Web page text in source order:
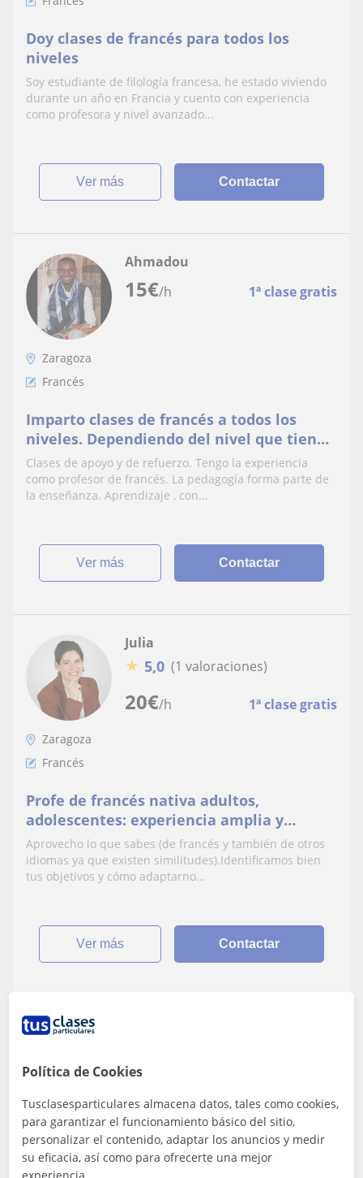
Doy clases de francés para todos los
niveles
Soy estudiante de filología francesa, he estado viviendo
durante un año en Francia y cuento con experiencia
como profesora y nivel avanzado...
ver más Contactar
15€/h 1ª clase gratis
Ahmadou
Zaragoza
Francés
Imparto clases de francés a todos los
niveles. Dependiendo del nivel que tiene
el alumno. Ósea por grupo o particular.
Clases de apoyo y de refuerzo. Tengo la experiencia
como profesor de francés. La pedagogía forma parte de
la enseñanza. Aprendizaje , con...
ver más Contactar
20€/h 1ª clase gratis
Julia
★ 5,0 (1 valoraciones)
Zaragoza
Francés
Profe de francés nativa adultos,
adolescentes: experiencia amplia y
variada + saca el plurilingüe que está en
ti :)
Aprovecho lo que sabes (de francés y también de otros
idiomas ya que existen similitudes).Identificamos bien
tus objetivos y cómo adaptarno...
ver más Contactar
Zaragoza
Francés
Política de Cookies
Tusclasesparticulares almacena datos, tales como cookies,
para garantizar el funcionamiento básico del sitio,
personalizar el contenido, adaptar los anuncios y medir
su eficacia, así como para ofrecerte una mejor
experiencia.